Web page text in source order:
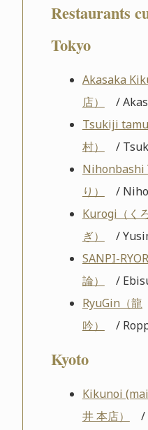
Restaurants
Tokyo
Akasaka
店）
/
Tsukiji
村）
/
Nihonbashi
り）
/
Kurogi（く
ぎ）
/
SANPI-
論）
/
RyuGin（龍
吟）
/
Kyoto
Kikunoi
井 本店）
/